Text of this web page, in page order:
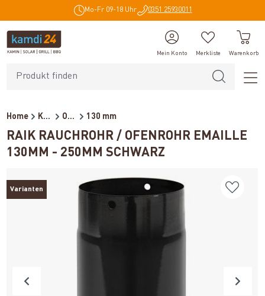
Mo-Fr 09-18 Uhr 0351 25930011
Mein Konto Merkliste Warenkorb
Home Kaminzubehör Ofenrohre für Holzöfen 130 mm
RAIK RAUCHROHR / OFENROHR EMAILLE
130MM - 250MM SCHWARZ
Varianten